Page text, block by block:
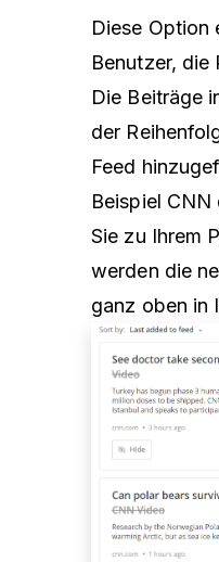
Diese Option
Benutzer, die
Die Beiträge
der
Feed
Beispiel
Sie zu Ihrem
werden die
ganz oben in